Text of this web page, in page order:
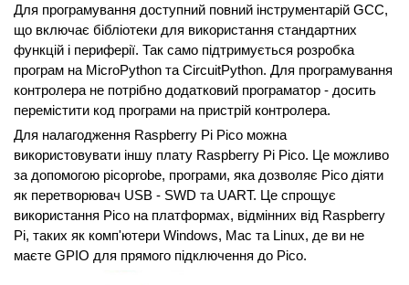
Для програмування доступний повний інструментарій GCC,
що включає бібліотеки для використання стандартних
функцій і периферії. Так само підтримується розробка
програм на MicroPython та СircuitPython. Для програмування
контролера не потрібно додатковий програматор - досить
перемістити код програми на пристрій контролера.
Для налагодження Raspberry Pi Pico можна
використовувати іншу плату Raspberry Pi Pico. Це можливо
за допомогою picoprobe, програми, яка дозволяє Pico діяти
як перетворювач USB - SWD та UART. Це спрощує
використання Pico на платформах, відмінних від Raspberry
Pi, таких як комп'ютери Windows, Mac та Linux, де ви не
маєте GPIO для прямого підключення до Pico.